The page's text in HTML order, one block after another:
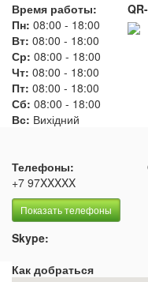
Время работы:
Пн: 08:00 - 18:00
Вт: 08:00 - 18:00
Ср: 08:00 - 18:00
Чт: 08:00 - 18:00
Пт: 08:00 - 18:00
Сб: 08:00 - 18:00
Вс: Вихідний
Телефоны:
+7 97XXXXX
Показать телефоны
Skype:
Как добраться